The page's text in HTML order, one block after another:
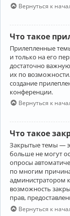
Вернуться к
Что такое
Прилепленные
и только на его
достаточно
их по
создание
конференции.
Вернуться к
Что такое
Закрытые темы —
больше не могут
опросы
по многим
администратором
возможность
прав,
Вернуться к